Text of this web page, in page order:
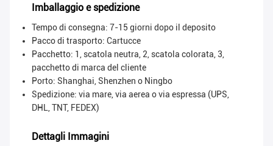
Imballaggio e spedizione
Tempo di consegna: 7-15 giorni dopo il deposito
Pacco di trasporto: Cartucce
Pacchetto: 1, scatola neutra, 2, scatola colorata, 3,
pacchetto di marca del cliente
Porto: Shanghai, Shenzhen o Ningbo
Spedizione: via mare, via aerea o via espressa (UPS,
DHL, TNT, FEDEX)
Dettagli Immagini